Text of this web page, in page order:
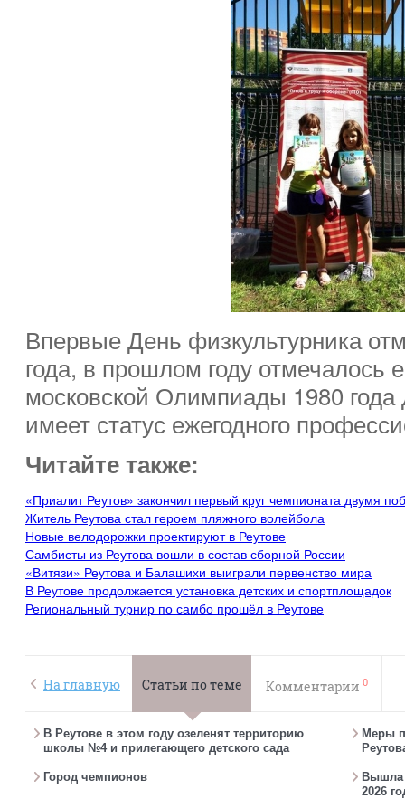
Впервые День физкультурника
года, в прошлом году отмечалось
московской Олимпиады 1980 года
имеет статус ежегодного
Читайте также:
«Приалит Реутов» закончил первый круг чемпионата двумя
Житель Реутова стал героем пляжного волейбола
Новые велодорожки проектируют в Реутове
Самбисты из Реутова вошли в состав сборной России
«Витязи» Реутова и Балашихи выиграли первенство мира
В Реутове продолжается установка детских и спортплощадок
Региональный турнир по самбо прошёл в Реутове
На главную Статьи по теме Комментарии 0
В Реутове в этом году озеленят территорию
школы №4 и прилегающего детского сада
Меры
Город чемпионов
Вышла
2026